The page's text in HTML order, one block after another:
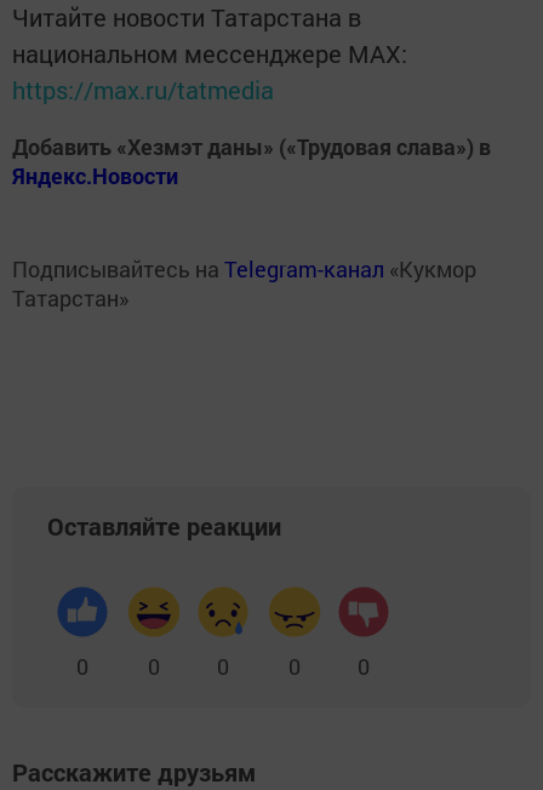
Читайте новости Татарстана в
национальном мессенджере MАХ:
https://max.ru/tatmedia
Добавить «Хезмэт даны» («Трудовая слава») в
Яндекс.Новости
Подписывайтесь на Telegram-канал «Кукмор
Татарстан»
Оставляйте реакции
0 0 0 0 0
Расскажите друзьям